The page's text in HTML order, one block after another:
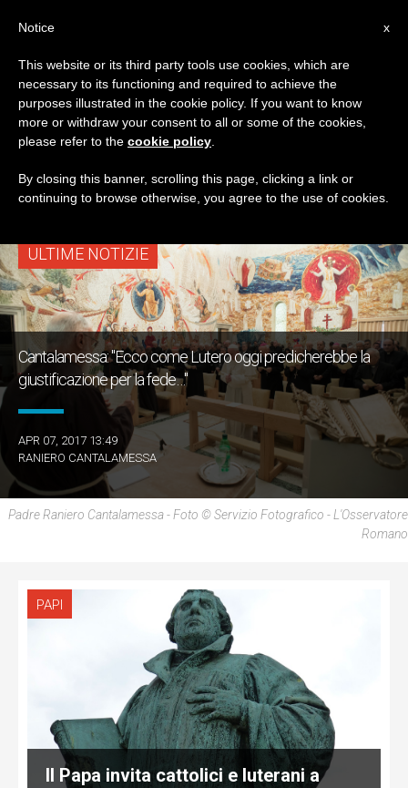
TAG
Posts Tagged ‘riforma
Luterana’
ULTIME NOTIZIE
Cantalamessa: "Ecco come Lutero oggi predicherebbe la
giustificazione per la fede…"
APR 07, 2017 13:49
RANIERO CANTALAMESSA
Padre Raniero Cantalamessa - Foto © Servizio Fotografico - L'Osservatore
Romano
PAPI
Il Papa invita cattolici e luterani a
x
Notice
This website or its third party tools use cookies, which are
necessary to its functioning and required to achieve the
purposes illustrated in the cookie policy. If you want to know
more or withdraw your consent to all or some of the cookies,
please refer to the cookie policy
By closing this banner, scrolling this page, clicking a link or
continuing to browse otherwise, you agree to the use of cookies.